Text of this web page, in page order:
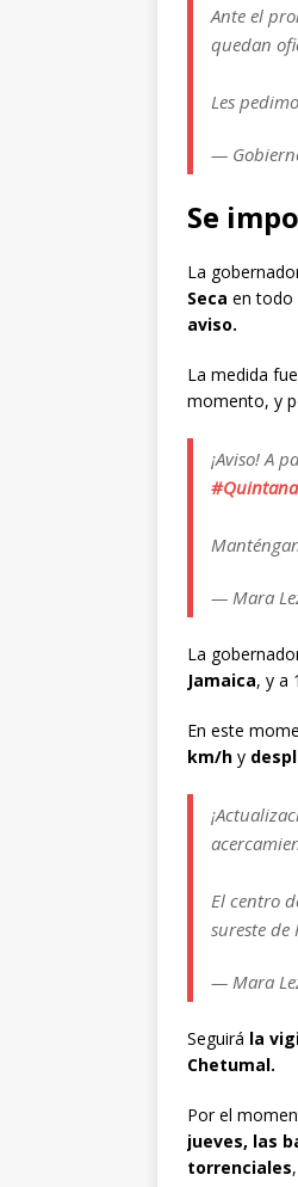
Ante el
quedan
Les
—
Se
La
Seca en todo
aviso.
La medida
momento, y
¡Aviso! A
— Mara
La
Jamaica, y a 1
En este
km/h y
El centro
sureste de
— Mara
Seguirá la
Chetumal.
Por el
jueves, las
torrenciales,